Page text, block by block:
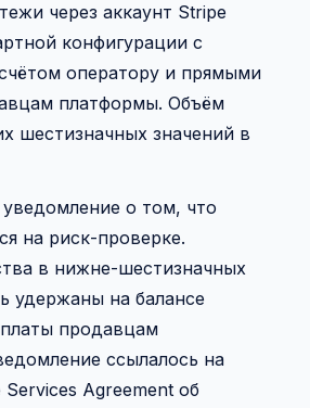
через аккаунт Stripe
конфигурации с
оператору и прямыми
платформы. Объём
шестизначных значений в
о том, что
на риск-проверке.
в нижне-шестизначных
удержаны на балансе
продавцам
ссылалось на
Agreement об